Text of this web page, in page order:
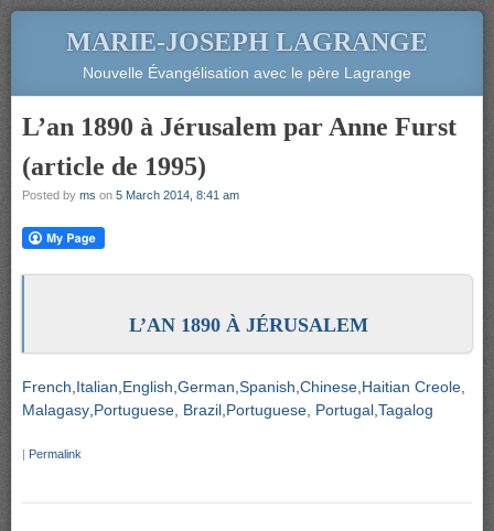
MARIE-JOSEPH LAGRANGE
Nouvelle Évangélisation avec le père Lagrange
L’an 1890 à Jérusalem par Anne Furst
(article de 1995)
Posted by ms on 5 March 2014, 8:41 am
L’AN 1890 À JÉRUSALEM
French Italian English German Spanish Chinese Haitian Creole
Malagasy Portuguese, Brazil Portuguese, Portugal Tagalog
Permalink